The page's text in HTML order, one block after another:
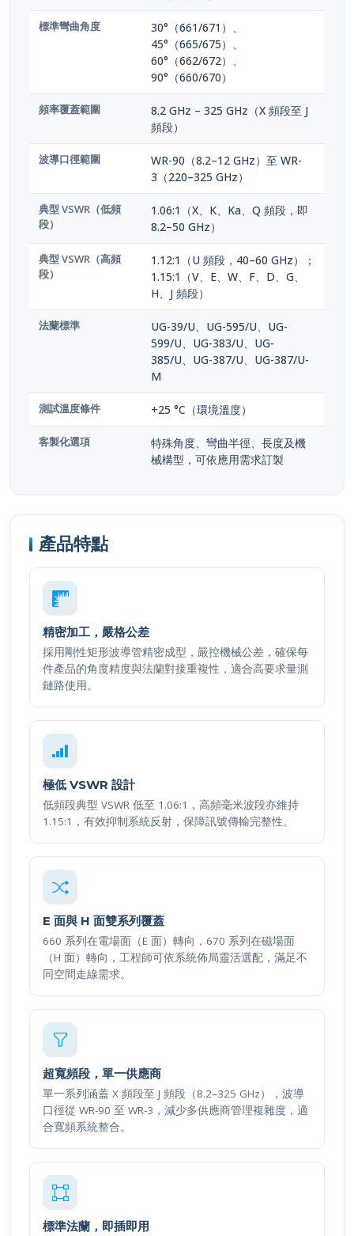
標準彎曲角度
30°（661/671）、
45°（665/675）、
60°（662/672）、
90°（660/670）
頻率覆蓋範圍
8.2 GHz – 325 GHz（X 頻段至 J
頻段）
波導口徑範圍
WR-90（8.2–12 GHz）至 WR-
3（220–325 GHz）
典型 VSWR（低頻
段）
1.06:1（X、K、Ka、Q 頻段，即
8.2–50 GHz）
典型 VSWR（高頻
段）
1.12:1（U 頻段，40–60 GHz）；
1.15:1（V、E、W、F、D、G、
H、J 頻段）
法蘭標準
UG-39/U、UG-595/U、UG-
599/U、UG-383/U、UG-
385/U、UG-387/U、UG-387/U-
M
測試溫度條件 +25 °C（環境溫度）
客製化選項
特殊角度、彎曲半徑、長度及機
械構型，可依應用需求訂製
精密加工，嚴格公差
採用剛性矩形波導管精密成型，嚴控機械公差，確保每
件產品的角度精度與法蘭對接重複性，適合高要求量測
鏈路使用。
極低 VSWR 設計
低頻段典型 VSWR 低至 1.06:1，高頻毫米波段亦維持
1.15:1，有效抑制系統反射，保障訊號傳輸完整性。
E 面與 H 面雙系列覆蓋
660 系列在電場面（E 面）轉向，670 系列在磁場面
（H 面）轉向，工程師可依系統佈局靈活選配，滿足不
同空間走線需求。
超寬頻段，單一供應商
單一系列涵蓋 X 頻段至 J 頻段（8.2–325 GHz），波導
口徑從 WR-90 至 WR-3，減少多供應商管理複雜度，適
合寬頻系統整合。
標準法蘭，即插即用
全系列符合 MIL 規格法蘭標準（UG-39/U 至 UG-387/U-